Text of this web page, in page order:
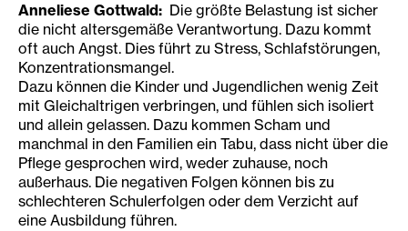
Anneliese Gottwald: Die größte Belastung ist sicher
die nicht altersgemäße Verantwortung. Dazu kommt
oft auch Angst. Dies führt zu Stress, Schlafstörungen,
Konzentrationsmangel.
Dazu können die Kinder und Jugendlichen wenig Zeit
mit Gleichaltrigen verbringen, und fühlen sich isoliert
und allein gelassen. Dazu kommen Scham und
manchmal in den Familien ein Tabu, dass nicht über die
Pflege gesprochen wird, weder zuhause, noch
außerhaus. Die negativen Folgen können bis zu
schlechteren Schulerfolgen oder dem Verzicht auf
eine Ausbildung führen.